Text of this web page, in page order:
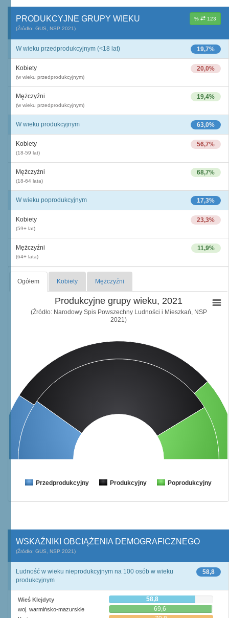
% 123
PRODUKCYJNE GRUPY WIEKU
(Źródło: GUS, NSP 2021)
19,7%
W wieku przedprodukcyjnym (<18 lat)
20,0%
Kobiety
(w wieku przedprodukcyjnym)
19,4%
Mężczyźni
(w wieku przedprodukcyjnym)
63,0%
W wieku produkcyjnym
56,7%
Kobiety
(18-59 lat)
68,7%
Mężczyźni
(18-64 lata)
17,3%
W wieku poprodukcyjnym
23,3%
Kobiety
(59+ lat)
11,9%
Mężczyźni
(64+ lata)
Ogółem Kobiety Mężczyźni
Produkcyjne grupy wieku, 2021
(Źródło: Narodowy Spis Powszechny Ludności i Mieszkań, NSP
2021)
Przedprodukcyjny Produkcyjny Poprodukcyjny
WSKAŹNIKI OBCIĄŻENIA DEMOGRAFICZNEGO
(Źródło: GUS, NSP 2021)
58,8
Ludność w wieku nieprodukcyjnym na 100 osób w wieku
produkcyjnym
Wieś Klejdyty 58,8
woj. warmińsko-mazurskie 69,6